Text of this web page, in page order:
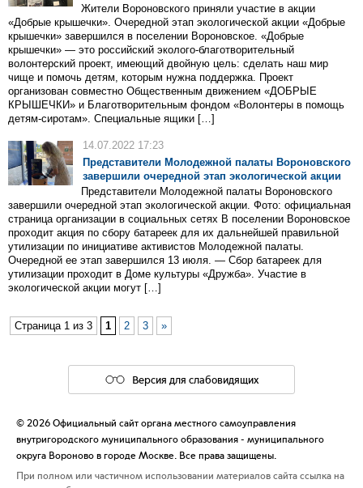
Жители Вороновского приняли участие в акции
«Добрые крышечки». Очередной этап экологической акции «Добрые
крышечки» завершился в поселении Вороновское. «Добрые
крышечки» — это российский эколого-благотворительный
волонтерский проект, имеющий двойную цель: сделать наш мир
чище и помочь детям, которым нужна поддержка. Проект
организован совместно Общественным движением «ДОБРЫЕ
КРЫШЕЧКИ» и Благотворительным фондом «Волонтеры в помощь
детям-сиротам». Специальные ящики […]
14.07.2022 17:23
Представители Молодежной палаты Вороновского
завершили очередной этап экологической акции
Представители Молодежной палаты Вороновского
завершили очередной этап экологической акции. Фото: официальная
страница организации в социальных сетях В поселении Вороновское
проходит акция по сбору батареек для их дальнейшей правильной
утилизации по инициативе активистов Молодежной палаты.
Очередной ее этап завершился 13 июля. — Сбор батареек для
утилизации проходит в Доме культуры «Дружба». Участие в
экологической акции могут […]
Страница 1 из 3 1 2 3 »
Версия для слабовидящих
© 2026 Официальный сайт органа местного самоуправления
внутригородского муниципального образования - муниципального
округа Вороново в городе Москве. Все права защищены.
При полном или частичном использовании материалов сайта ссылка на